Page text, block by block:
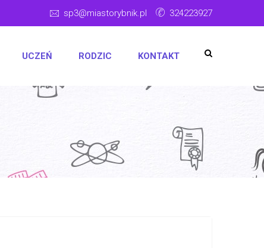
sp3@miastorybnik.pl 324223927
UCZEŃ RODZIC KONTAKT